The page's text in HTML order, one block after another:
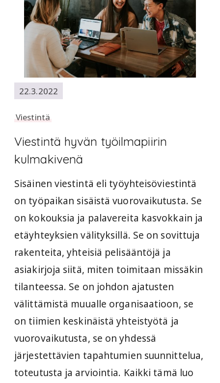
22.3.2022
Viestintä
Viestintä hyvän työilmapiirin
kulmakivenä
Sisäinen viestintä eli työyhteisöviestintä
on työpaikan sisäistä vuorovaikutusta. Se
on kokouksia ja palavereita kasvokkain ja
etäyhteyksien välityksillä. Se on sovittuja
rakenteita, yhteisiä pelisääntöjä ja
asiakirjoja siitä, miten toimitaan missäkin
tilanteessa. Se on johdon ajatusten
välittämistä muualle organisaatioon, se
on tiimien keskinäistä yhteistyötä ja
vuorovaikutusta, se on yhdessä
järjestettävien tapahtumien suunnittelua,
toteutusta ja arviointia. Kaikki tämä luo